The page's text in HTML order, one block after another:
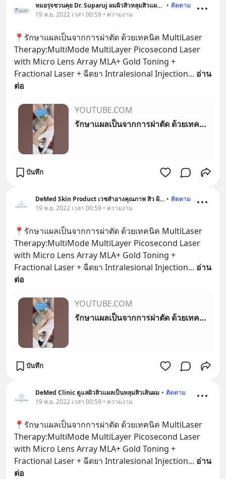
หมอรุจชวนคุย Dr. Suparuj ผมผิวสิวหลุมสิวแผลเป็น • ติดตาม
19 พ.ย. 2022 เวลา 00:59 • ความงาม
📍รักษาแผลเป็นจากการผ่าตัด ด้วยเทคนิค MultiLaser
Therapy:MultiMode MultiLayer Picosecond Laser
with Micro Lens Array MLA+ Gold Toning +
Fractional Laser + ฉีดยา Intralesional Injection... อ่าน
ต่อ
YOUTUBE.COM
รักษาแผลเป็นจากการผ่าตัด ด้วยเทคนิค MultiLaser Therapy:MultiLayer Picosecond Laser หมอรุจชวนคุย 🏆
บันทึก
DeMed Skin Product เวชสำอางคุณภาพ สิว ฝ้า ผมร่วง • ติดตาม
19 พ.ย. 2022 เวลา 00:59 • ความงาม
📍รักษาแผลเป็นจากการผ่าตัด ด้วยเทคนิค MultiLaser
Therapy:MultiMode MultiLayer Picosecond Laser
with Micro Lens Array MLA+ Gold Toning +
Fractional Laser + ฉีดยา Intralesional Injection... อ่าน
ต่อ
YOUTUBE.COM
รักษาแผลเป็นจากการผ่าตัด ด้วยเทคนิค MultiLaser Therapy:MultiLayer Picosecond Laser หมอรุจชวนคุย 🏆
บันทึก
DeMed Clinic ดูแลผิวสิวแผลเป็นหลุมสิวเส้นผม • ติดตาม
19 พ.ย. 2022 เวลา 00:59 • ความงาม
📍รักษาแผลเป็นจากการผ่าตัด ด้วยเทคนิค MultiLaser
Therapy:MultiMode MultiLayer Picosecond Laser
with Micro Lens Array MLA+ Gold Toning +
Fractional Laser + ฉีดยา Intralesional Injection... อ่าน
ต่อ